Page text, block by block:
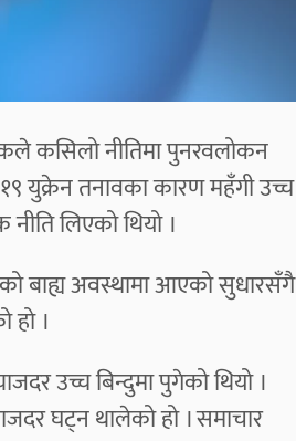
कसिलो नीतिमा पुनरवलोकन
युक्रेन तनावका कारण महँगी उच्च
नीति लिएको थियो ।
बाह्य अवस्थामा आएको सुधारसँगै
हो ।
उच्च बिन्दुमा पुगेको थियो ।
घट्न थालेको हो । समाचार